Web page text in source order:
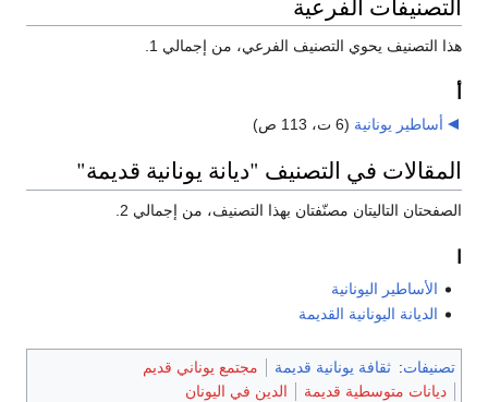
هذا التصنيف يحوي التصنيف الفرعي، من إجمالي 1.
أساطير يونانية (6 ت، 113 ص)
المقالات في التصنيف "ديانة يونانية قديمة"
الصفحتان التاليتان مصنّفتان بهذا التصنيف، من إجمالي 2.
الأساطير اليونانية
الديانة اليونانية القديمة
تصنيفات: ثقافة يونانية قديمة
مجتمع يوناني قديم
ديانات متوسطية قديمة
الدين في اليونان